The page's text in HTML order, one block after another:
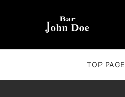
TOP PAGE